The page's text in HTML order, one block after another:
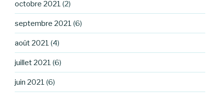
octobre 2021 (2)
septembre 2021 (6)
août 2021 (4)
juillet 2021 (6)
juin 2021 (6)